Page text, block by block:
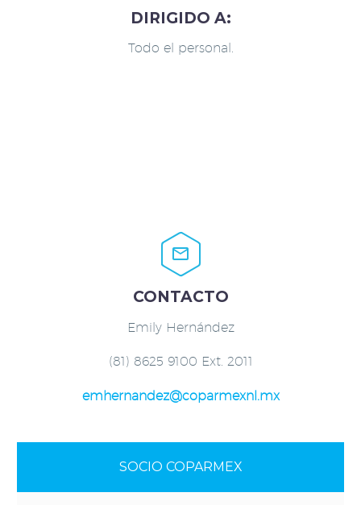
DIRIGIDO A:
Todo el personal.


CONTACTO
Emily Hernández
(81) 8625 9100 Ext. 2011
emhernandez@coparmexnl.mx
SOCIO COPARMEX